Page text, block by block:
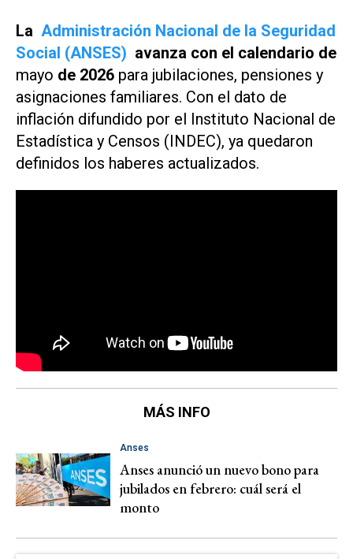
La Administración Nacional de la Seguridad
Social (ANSES) avanza con el calendario de
mayo de 2026 para jubilaciones, pensiones y
asignaciones familiares. Con el dato de
inflación difundido por el Instituto Nacional de
Estadística y Censos (INDEC), ya quedaron
definidos los haberes actualizados.
MÁS INFO
Anses
Anses anunció un nuevo bono para
jubilados en febrero: cuál será el
monto